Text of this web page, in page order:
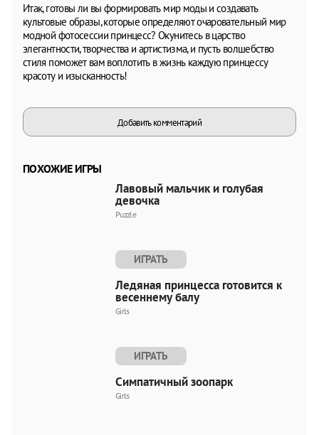
Итак, готовы ли вы формировать мир моды и создавать
культовые образы, которые определяют очаровательный мир
модной фотосессии принцесс? Окунитесь в царство
элегантности, творчества и артистизма, и пусть волшебство
стиля поможет вам воплотить в жизнь каждую принцессу
красоту и изысканность!
Добавить комментарий
ПОХОЖИЕ ИГРЫ
Лавовый мальчик и голубая
девочка
Puzzle
ИГРАТЬ
Ледяная принцесса готовится к
весеннему балу
Girls
ИГРАТЬ
Симпатичный зоопарк
Girls